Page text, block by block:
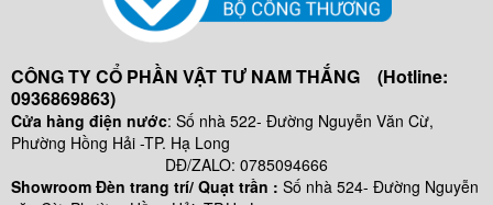
CÔNG TY CỔ PHẦN VẬT TƯ NAM THẮNG (Hotline:
0936869863)
Cửa hàng điện nước: Số nhà 522- Đường Nguyễn Văn Cừ,
Phường Hồng Hải -TP. Hạ Long
DĐ/ZALO: 0785094666
Showroom Đèn trang trí/ Quạt trần : Số nhà 524- Đường Nguyễn